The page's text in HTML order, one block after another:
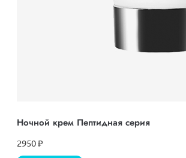
Ночной крем Пептидная серия
2950₽